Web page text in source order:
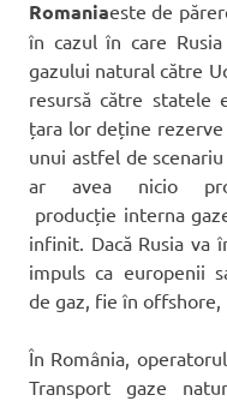
Romaniaeste de
în cazul în care
gazului natural către
resursă către statele
țara lor deține
unui astfel de
ar avea nicio
producție interna
infinit. Dacă Rusia va
impuls ca europenii
de gaz, fie în offshore,
În România,
Transport gaze